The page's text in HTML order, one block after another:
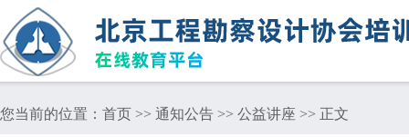
您当前的位置： 首页 >> 通知公告 >> 公益讲座 >> 正文